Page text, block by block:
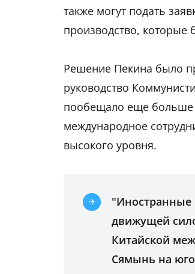
также могут подать
производство, которые
Решение Пекина было
руководство
пообещало еще больше
международное
высокого уровня.
"Иностранные
движущей
Китайской
Сямынь на